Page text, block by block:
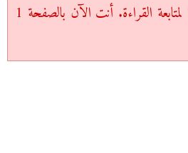
اضغط على الصفحة التالية لمتابعة القراءة. أنت الآن بالصفحة 1